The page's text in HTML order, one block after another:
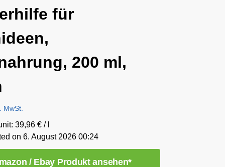
für
200 ml,
MwSt.
39,96 € / l
on 6. August 2026 00:24
/ Ebay Produkt ansehen*